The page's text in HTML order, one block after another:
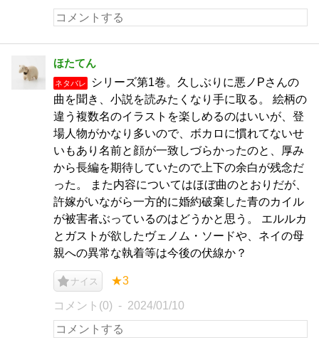
ほたてん
ネタバレ
シリーズ第1巻。久しぶりに悪ノPさんの
曲を聞き、小説を読みたくなり手に取る。 絵柄の
違う複数名のイラストを楽しめるのはいいが、登
場人物がかなり多いので、ボカロに慣れてないせ
いもあり名前と顔が一致しづらかったのと、厚み
から長編を期待していたので上下の余白が残念だ
った。 また内容についてはほぼ曲のとおりだが、
許嫁がいながら一方的に婚約破棄した青のカイル
が被害者ぶっているのはどうかと思う。 エルルカ
とガストが欲したヴェノム・ソードや、ネイの母
親への異常な執着等は今後の伏線か？
ナイス ★3
コメント(0) 2024/01/10